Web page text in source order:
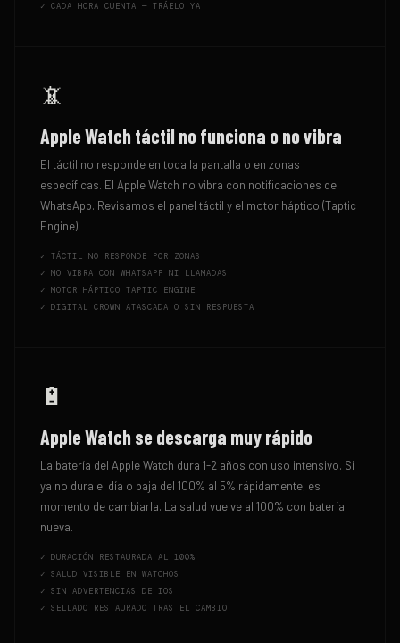
✓ CADA HORA CUENTA — TRÁELO YA
📵
Apple Watch táctil no funciona o no vibra
El táctil no responde en toda la pantalla o en zonas
específicas. El Apple Watch no vibra con notificaciones de
WhatsApp. Revisamos el panel táctil y el motor háptico (Taptic
Engine).
✓ TÁCTIL NO RESPONDE POR ZONAS
✓ NO VIBRA CON WHATSAPP NI LLAMADAS
✓ MOTOR HÁPTICO TAPTIC ENGINE
✓ DIGITAL CROWN ATASCADA O SIN RESPUESTA
🔋
Apple Watch se descarga muy rápido
La batería del Apple Watch dura 1-2 años con uso intensivo. Si
ya no dura el día o baja del 100% al 5% rápidamente, es
momento de cambiarla. La salud vuelve al 100% con batería
nueva.
✓ DURACIÓN RESTAURADA AL 100%
✓ SALUD VISIBLE EN WATCHOS
✓ SIN ADVERTENCIAS DE IOS
✓ SELLADO RESTAURADO TRAS EL CAMBIO